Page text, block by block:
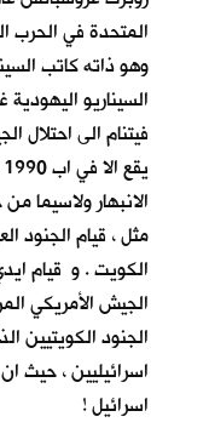
المتحدة في الحرب
وهو ذاته كاتب
السيناريو
فيتنام الى احتلال
الانبهار ولاسيما
مثل ، قيام الجنود
الكويت . و قيام
الجيش الأمريكي
الجنود الكويتيين
اسرائيليين ، حيث
اسرائيل !